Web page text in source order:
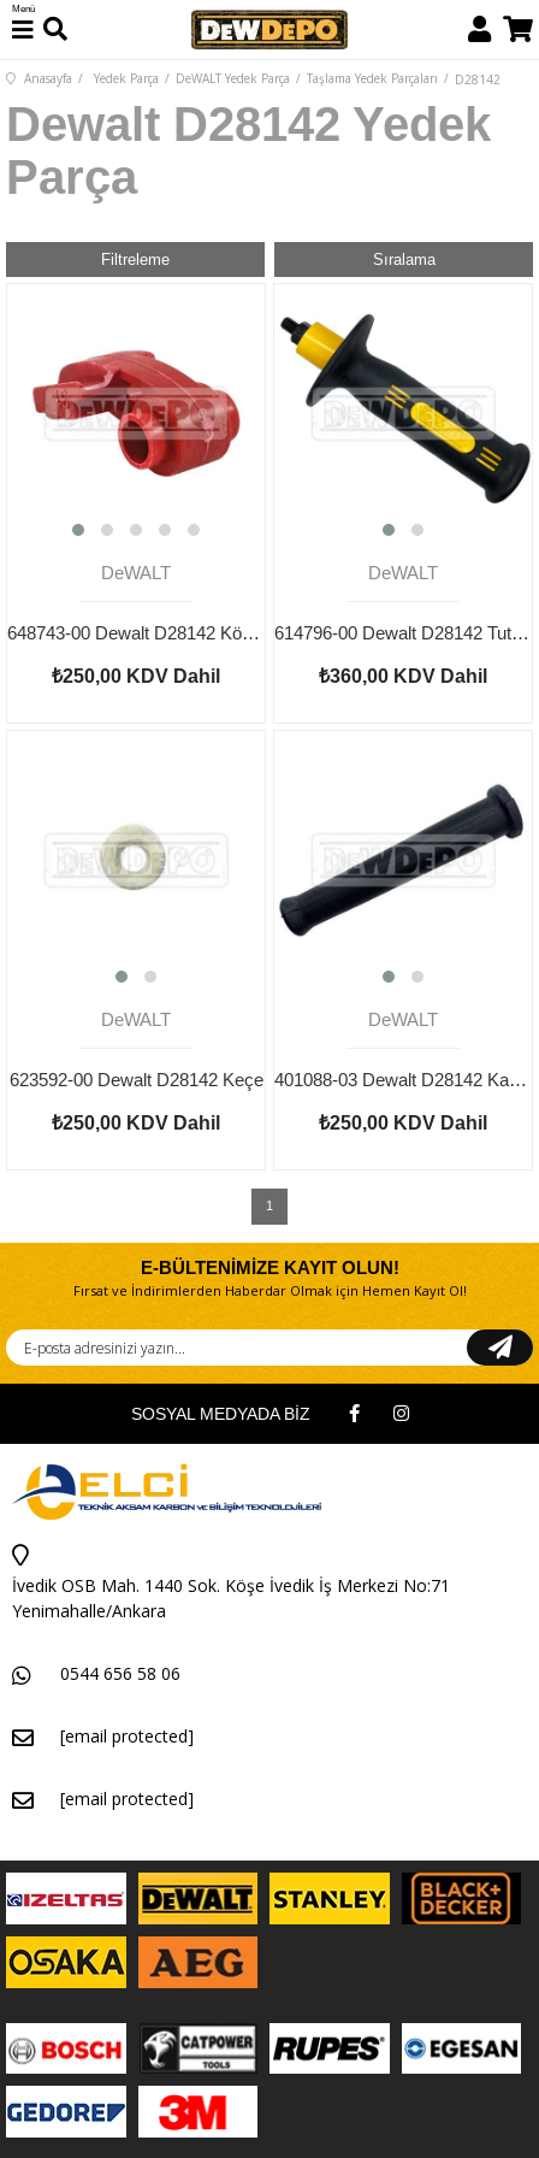
Menü
Anasayfa Yedek Parça DeWALT Yedek Parça Taşlama Yedek Parçaları D28142
Dewalt D28142 Yedek
Parça
Filtreleme Sıralama
DeWALT
648743-00 Dewalt D28142 Kömür Yuvası
₺250,00 KDV Dahil
DeWALT
614796-00 Dewalt D28142 Tutma Kolu
₺360,00 KDV Dahil
DeWALT
623592-00 Dewalt D28142 Keçe
₺250,00 KDV Dahil
DeWALT
401088-03 Dewalt D28142 Kablo Koruyucu
₺250,00 KDV Dahil
1
E-BÜLTENİMİZE KAYIT OLUN!
Fırsat ve İndirimlerden Haberdar Olmak için Hemen Kayıt Ol!
SOSYAL MEDYADA BİZ
İvedik OSB Mah. 1440 Sok. Köşe İvedik İş Merkezi No:71
Yenimahalle/Ankara
0544 656 58 06
[email protected]
[email protected]